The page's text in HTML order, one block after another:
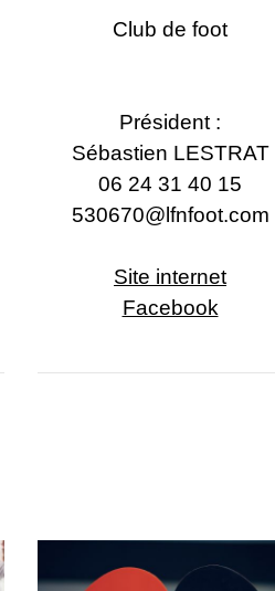
Club de foot
Président :
Sébastien LESTRAT
06 24 31 40 15
530670@lfnfoot.com
Site internet
Facebook